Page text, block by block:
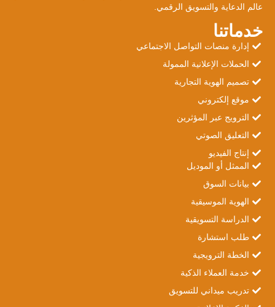
عالم الدعاية والتسويق الرقمي.
خدماتنا
إدارة منصات التواصل الاجتماعي
الحملات الإعلانية الممولة
تصميم الهوية التجارية
موقع إلكتروني
الترويج عبر المؤثرين
التعليق الصوتي
إنتاج الفيديو
الممثل أو الموديل
بيانات السوق
الهوية الموسيقية
الدراسة التسويقية
طلب استشارة
الخطة الترويجية
خدمة العملاء الذكية
تدريب ميداني للتسويق